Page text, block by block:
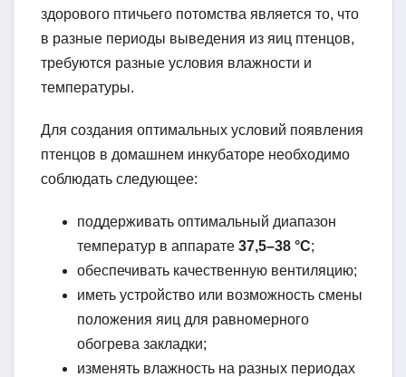
здорового птичьего потомства является то, что
в разные периоды выведения из яиц птенцов,
требуются разные условия влажности и
температуры.
Для создания оптимальных условий появления
птенцов в домашнем инкубаторе необходимо
соблюдать следующее:
поддерживать оптимальный диапазон
температур в аппарате 37,5–38 °C;
обеспечивать качественную вентиляцию;
иметь устройство или возможность смены
положения яиц для равномерного
обогрева закладки;
изменять влажность на разных периодах